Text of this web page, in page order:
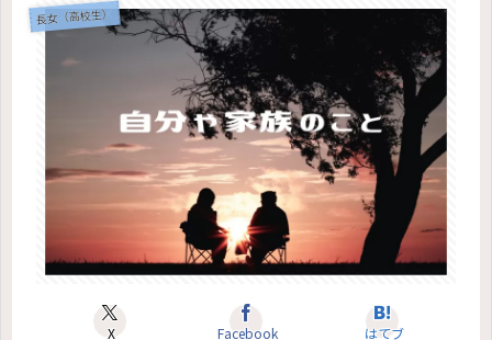
長女（高校生）
X Facebook はてブ